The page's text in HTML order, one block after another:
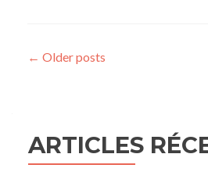
Posts
← Older posts
ARTICLES